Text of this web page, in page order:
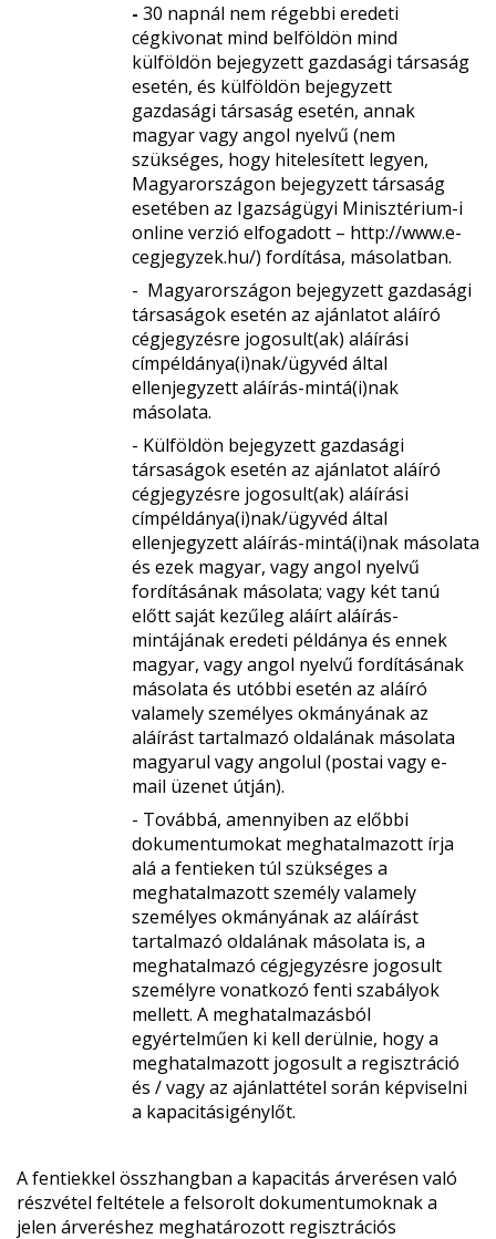
- 30 napnál nem régebbi eredeti
cégkivonat mind belföldön mind
külföldön bejegyzett gazdasági társaság
esetén, és külföldön bejegyzett
gazdasági társaság esetén, annak
magyar vagy angol nyelvű (nem
szükséges, hogy hitelesített legyen,
Magyarországon bejegyzett társaság
esetében az Igazságügyi Minisztérium-i
online verzió elfogadott – http://www.e-
cegjegyzek.hu/) fordítása, másolatban.
- Magyarországon bejegyzett gazdasági
társaságok esetén az ajánlatot aláíró
cégjegyzésre jogosult(ak) aláírási
címpéldánya(i)nak/ügyvéd által
ellenjegyzett aláírás-mintá(i)nak
másolata.
- Külföldön bejegyzett gazdasági
társaságok esetén az ajánlatot aláíró
cégjegyzésre jogosult(ak) aláírási
címpéldánya(i)nak/ügyvéd által
ellenjegyzett aláírás-mintá(i)nak másolata
és ezek magyar, vagy angol nyelvű
fordításának másolata; vagy két tanú
előtt saját kezűleg aláírt aláírás-
mintájának eredeti példánya és ennek
magyar, vagy angol nyelvű fordításának
másolata és utóbbi esetén az aláíró
valamely személyes okmányának az
aláírást tartalmazó oldalának másolata
magyarul vagy angolul (postai vagy e-
mail üzenet útján).
- Továbbá, amennyiben az előbbi
dokumentumokat meghatalmazott írja
alá a fentieken túl szükséges a
meghatalmazott személy valamely
személyes okmányának az aláírást
tartalmazó oldalának másolata is, a
meghatalmazó cégjegyzésre jogosult
személyre vonatkozó fenti szabályok
mellett. A meghatalmazásból
egyértelműen ki kell derülnie, hogy a
meghatalmazott jogosult a regisztráció
és / vagy az ajánlattétel során képviselni
a kapacitásigénylőt.
A fentiekkel összhangban a kapacitás árverésen való
részvétel feltétele a felsorolt dokumentumoknak a
jelen árveréshez meghatározott regisztrációs